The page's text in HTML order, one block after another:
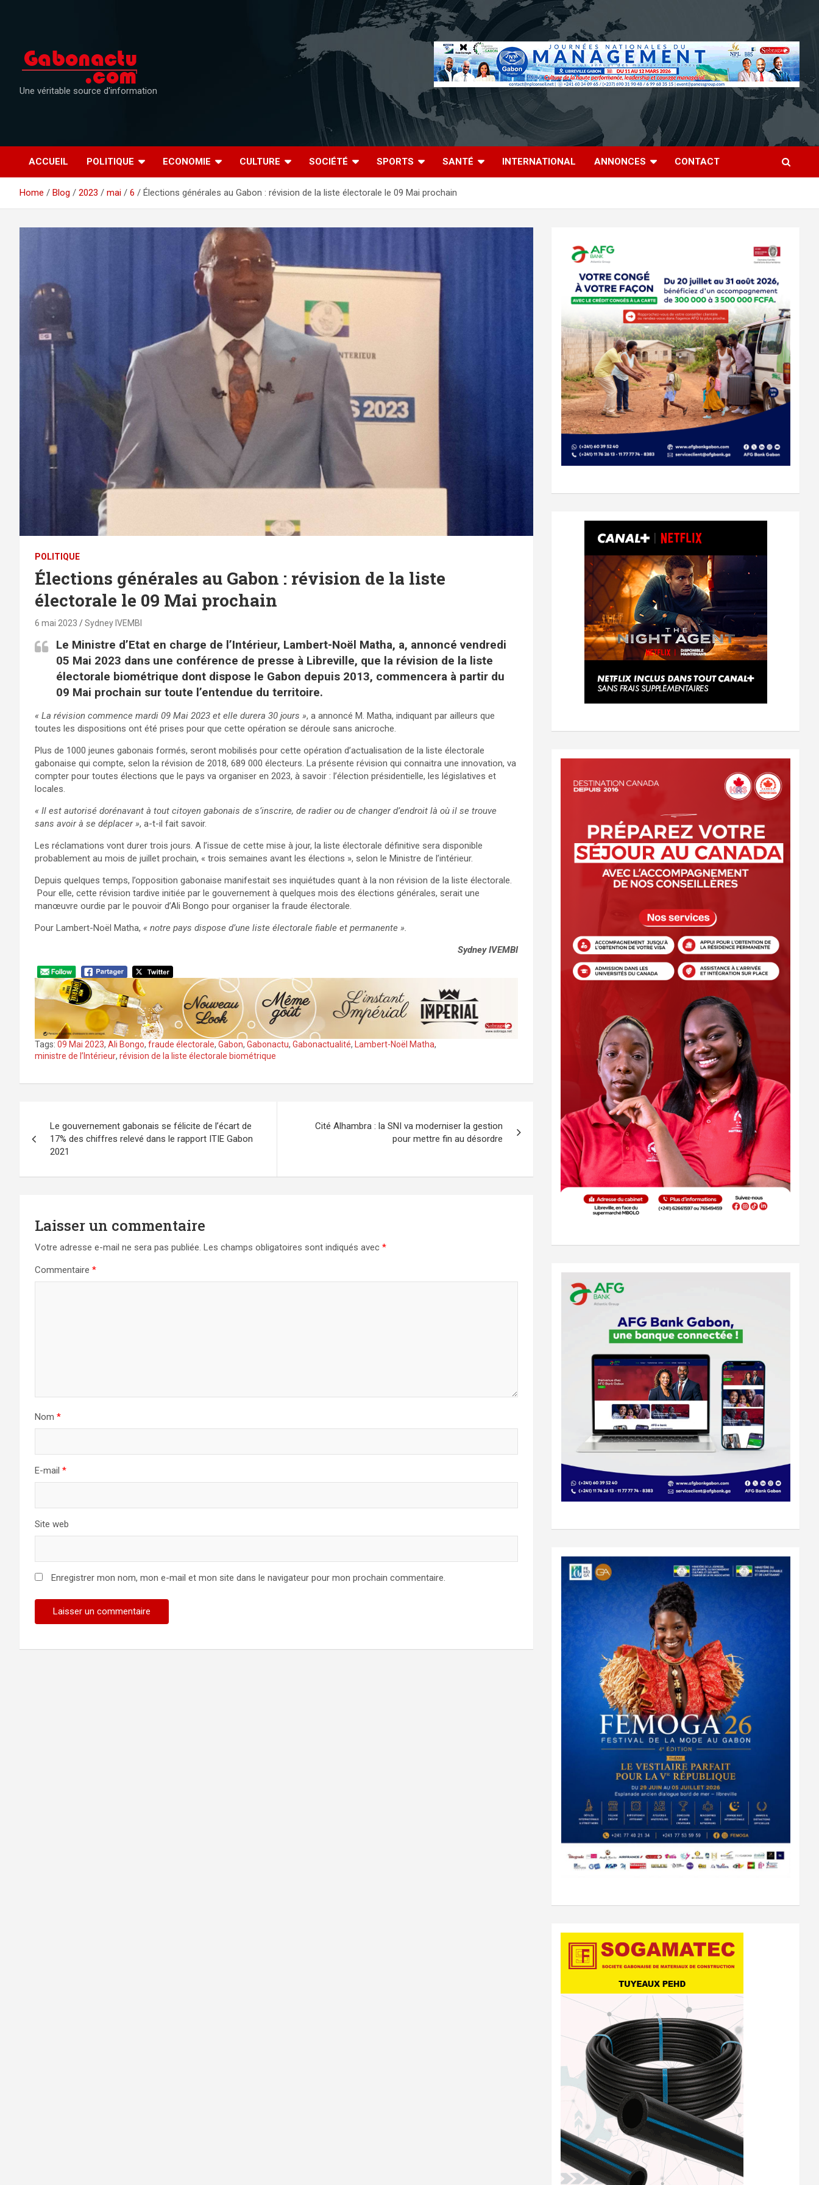
Une véritable source d'information
ACCUEIL POLITIQUE ECONOMIE CULTURE SOCIÉTÉ SPORTS SANTÉ INTERNATIONAL ANNONCES CONTACT
Home Blog 2023 mai 6 Élections générales au Gabon : révision de la liste électorale le 09 Mai prochain
POLITIQUE
Élections générales au Gabon : révision de la liste
électorale le 09 Mai prochain
6 mai 2023 Sydney IVEMBI
Le Ministre d’Etat en charge de l’Intérieur, Lambert-Noël Matha, a, annoncé vendredi
05 Mai 2023 dans une conférence de presse à Libreville, que la révision de la liste
électorale biométrique dont dispose le Gabon depuis 2013, commencera à partir du
09 Mai prochain sur toute l’entendue du territoire.
« La révision commence mardi 09 Mai 2023 et elle durera 30 jours », a annoncé M. Matha, indiquant par ailleurs que
toutes les dispositions ont été prises pour que cette opération se déroule sans anicroche.
Plus de 1000 jeunes gabonais formés, seront mobilisés pour cette opération d’actualisation de la liste électorale
gabonaise qui compte, selon la révision de 2018, 689 000 électeurs. La présente révision qui connaitra une innovation, va
compter pour toutes élections que le pays va organiser en 2023, à savoir : l’élection présidentielle, les législatives et
locales.
« Il est autorisé dorénavant à tout citoyen gabonais de s’inscrire, de radier ou de changer d’endroit là où il se trouve
sans avoir à se déplacer », a-t-il fait savoir.
Les réclamations vont durer trois jours. A l’issue de cette mise à jour, la liste électorale définitive sera disponible
probablement au mois de juillet prochain, « trois semaines avant les élections », selon le Ministre de l’intérieur.
Depuis quelques temps, l’opposition gabonaise manifestait ses inquiétudes quant à la non révision de la liste électorale.
Pour elle, cette révision tardive initiée par le gouvernement à quelques mois des élections générales, serait une
manœuvre ourdie par le pouvoir d’Ali Bongo pour organiser la fraude électorale.
Pour Lambert-Noël Matha, « notre pays dispose d’une liste électorale fiable et permanente ».
Sydney IVEMBI
Tags: 09 Mai 2023, Ali Bongo, fraude électorale, Gabon, Gabonactu, Gabonactualité, Lambert-Noël Matha,
ministre de l’Intérieur, révision de la liste électorale biométrique
de
l’article
Le gouvernement gabonais se félicite de l’écart de
17% des chiffres relevé dans le rapport ITIE Gabon
2021
Cité Alhambra : la SNI va moderniser la gestion
pour mettre fin au désordre
Laisser un commentaire
Votre adresse e-mail ne sera pas publiée. Les champs obligatoires sont indiqués avec *
Commentaire *
Nom *
E-mail *
Site web
Enregistrer mon nom, mon e-mail et mon site dans le navigateur pour mon prochain commentaire.